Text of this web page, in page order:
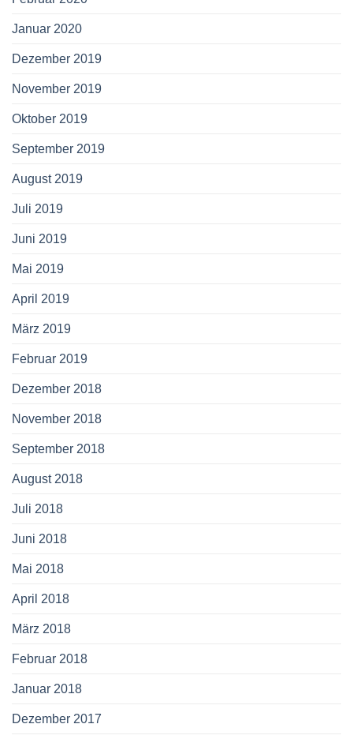
Januar 2020
Dezember 2019
November 2019
Oktober 2019
September 2019
August 2019
Juli 2019
Juni 2019
Mai 2019
April 2019
März 2019
Februar 2019
Dezember 2018
November 2018
September 2018
August 2018
Juli 2018
Juni 2018
Mai 2018
April 2018
März 2018
Februar 2018
Januar 2018
Dezember 2017